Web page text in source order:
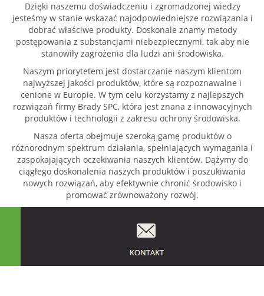
Dzięki naszemu doświadczeniu i zgromadzonej wiedzy
jesteśmy w stanie wskazać najodpowiedniejsze rozwiązania i
dobrać właściwe produkty. Doskonale znamy metody
postępowania z substancjami niebezpiecznymi, tak aby nie
stanowiły zagrożenia dla ludzi ani środowiska.
Naszym priorytetem jest dostarczanie naszym klientom
najwyższej jakości produktów, które są rozpoznawalne i
cenione w Europie. W tym celu korzystamy z najlepszych
rozwiązań firmy Brady SPC, która jest znana z innowacyjnych
produktów i technologii z zakresu ochrony środowiska.
Nasza oferta obejmuje szeroką gamę produktów o
różnorodnym spektrum działania, spełniających wymagania i
zaspokajających oczekiwania naszych klientów. Dążymy do
ciągłego doskonalenia naszych produktów i poszukiwania
nowych rozwiązań, aby efektywnie chronić środowisko i
promować zrównoważony rozwój.